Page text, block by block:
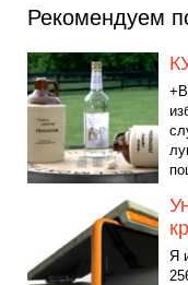
Рекомендуем
Я